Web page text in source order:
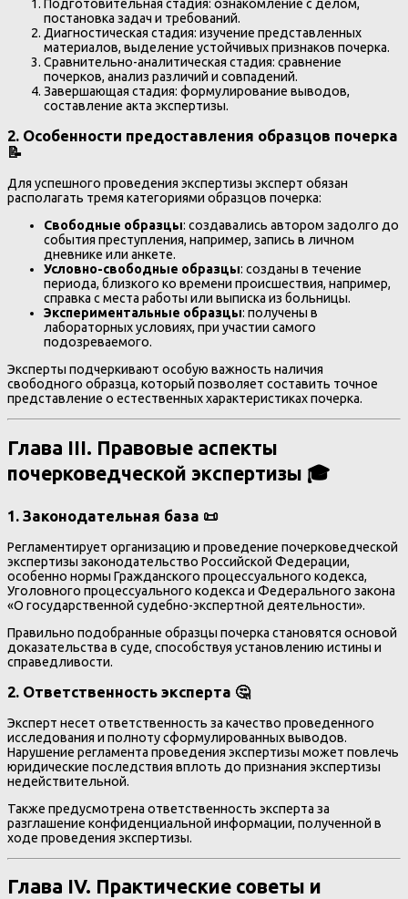
Подготовительная стадия: ознакомление с делом,
постановка задач и требований.
Диагностическая стадия: изучение представленных
материалов, выделение устойчивых признаков почерка.
Сравнительно-аналитическая стадия: сравнение
почерков, анализ различий и совпадений.
Завершающая стадия: формулирование выводов,
составление акта экспертизы.
2. Особенности предоставления образцов почерка
📝
Для успешного проведения экспертизы эксперт обязан
располагать тремя категориями образцов почерка:
Свободные образцы: создавались автором задолго до
события преступления, например, запись в личном
дневнике или анкете.
Условно-свободные образцы: созданы в течение
периода, близкого ко времени происшествия, например,
справка с места работы или выписка из больницы.
Экспериментальные образцы: получены в
лабораторных условиях, при участии самого
подозреваемого.
Эксперты подчеркивают особую важность наличия
свободного образца, который позволяет составить точное
представление о естественных характеристиках почерка.
Глава III. Правовые аспекты
почерковедческой экспертизы 🎓
1. Законодательная база 📜
Регламентирует организацию и проведение почерковедческой
экспертизы законодательство Российской Федерации,
особенно нормы Гражданского процессуального кодекса,
Уголовного процессуального кодекса и Федерального закона
«О государственной судебно-экспертной деятельности».
Правильно подобранные образцы почерка становятся основой
доказательства в суде, способствуя установлению истины и
справедливости.
2. Ответственность эксперта 🤔
Эксперт несет ответственность за качество проведенного
исследования и полноту сформулированных выводов.
Нарушение регламента проведения экспертизы может повлечь
юридические последствия вплоть до признания экспертизы
недействительной.
Также предусмотрена ответственность эксперта за
разглашение конфиденциальной информации, полученной в
ходе проведения экспертизы.
Глава IV. Практические советы и